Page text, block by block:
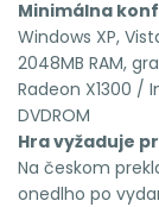
Minimálna
Windows XP,
2048MB RAM,
Radeon X1300 /
DVDROM
Hra vyžaduje
Na českom
onedlho po